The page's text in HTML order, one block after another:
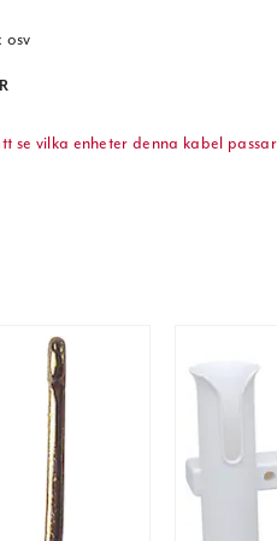
osv
se vilka enheter denna kabel